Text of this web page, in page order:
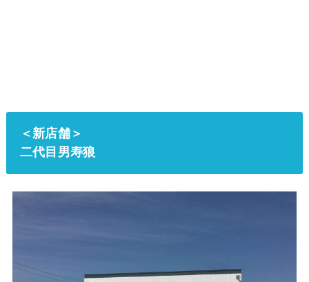
＜新店舗＞
二代目男寿狼